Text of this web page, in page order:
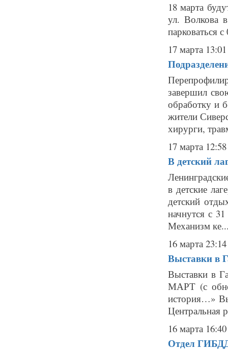
18 марта
ул. Волкова
17 марта 13:01
завершил
обработку и
жители
хирурги,
17 марта 12:58
В детский
в детские
детский
начнутся с
Механизм
16 марта 23:14
Выставки в
Выставки в
МАРТ (с
история…»
Центральная
16 марта 16:40
Отдел